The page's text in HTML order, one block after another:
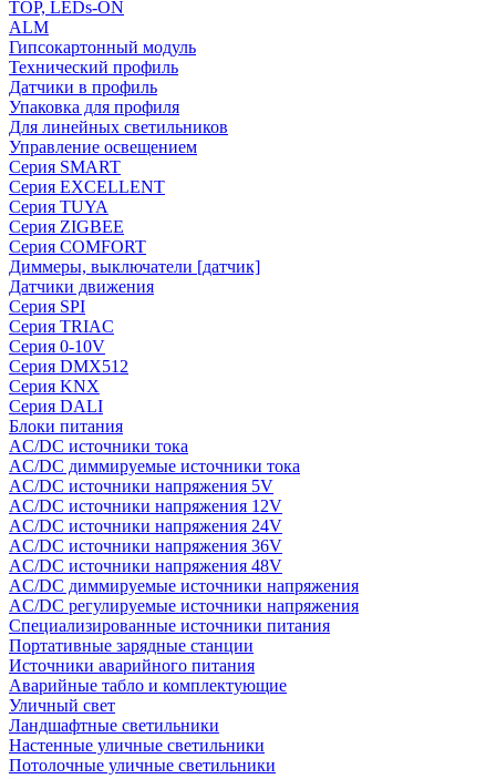
TOP, LEDs-ON
ALM
Гипсокартонный модуль
Технический профиль
Датчики в профиль
Упаковка для профиля
Для линейных светильников
Управление освещением
Серия SMART
Серия EXCELLENT
Серия TUYA
Серия ZIGBEE
Серия COMFORT
Диммеры, выключатели [датчик]
Датчики движения
Серия SPI
Серия TRIAC
Серия 0-10V
Серия DMX512
Серия KNX
Серия DALI
Блоки питания
AC/DC источники тока
AC/DC диммируемые источники тока
AC/DC источники напряжения 5V
AC/DC источники напряжения 12V
AC/DC источники напряжения 24V
AC/DC источники напряжения 36V
AC/DC источники напряжения 48V
AC/DC диммируемые источники напряжения
AC/DC регулируемые источники напряжения
Специализированные источники питания
Портативные зарядные станции
Источники аварийного питания
Аварийные табло и комплектующие
Уличный свет
Ландшафтные светильники
Настенные уличные светильники
Потолочные уличные светильники